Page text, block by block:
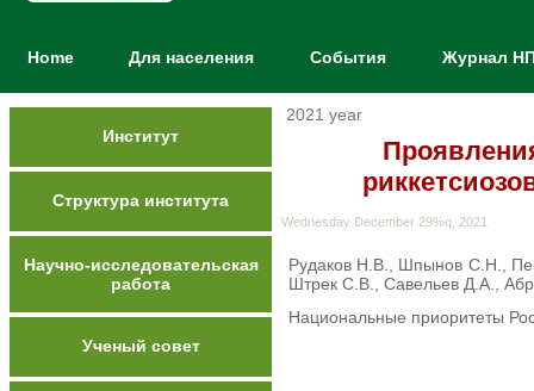
Home Для населения События Журнал
Институт
Структура института
Научно-исследовательская
работа
Ученый совет
2021 year
Wednesday December 29%q, 2021
Рудаков Н.В., Шпынов С.Н.,
Штрек С.В., Савельев Д.А.,
Национальные приоритеты